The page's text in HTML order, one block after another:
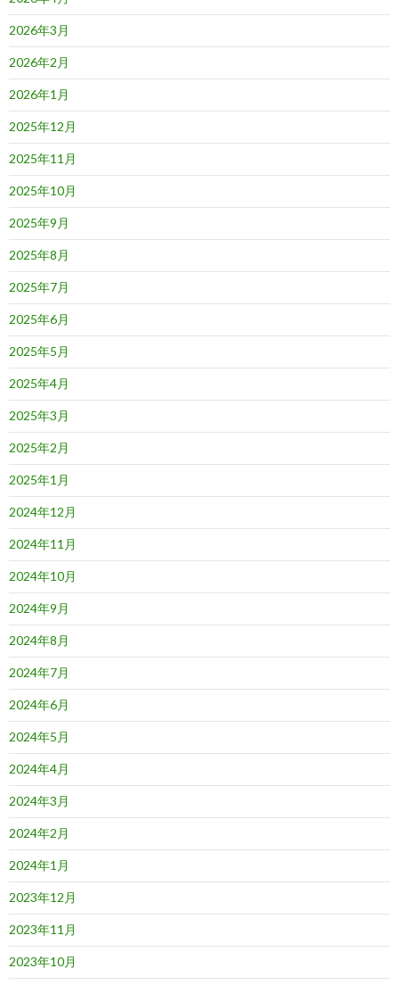
2026年3月
2026年2月
2026年1月
2025年12月
2025年11月
2025年10月
2025年9月
2025年8月
2025年7月
2025年6月
2025年5月
2025年4月
2025年3月
2025年2月
2025年1月
2024年12月
2024年11月
2024年10月
2024年9月
2024年8月
2024年7月
2024年6月
2024年5月
2024年4月
2024年3月
2024年2月
2024年1月
2023年12月
2023年11月
2023年10月